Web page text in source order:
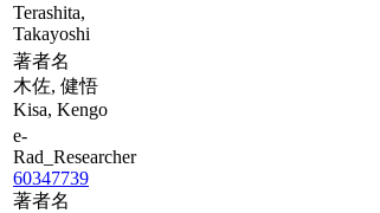
Terashita,
Takayoshi
著者名
木佐, 健悟
Kisa, Kengo
e-
Rad_Researcher
60347739
著者名